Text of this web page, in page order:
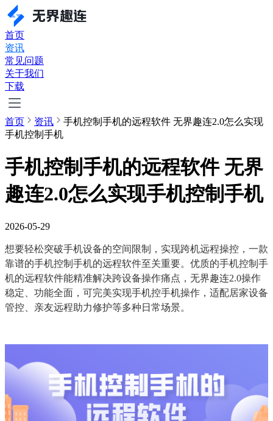
首页
资讯
常见问题
关于我们
下载
首页 资讯
手机控制手机的远程软件 无界趣连2.0怎么实现
手机控制手机
手机控制手机的远程软件 无界
趣连2.0怎么实现手机控制手机
2026-05-29
想要轻松突破手机设备的空间限制，实现跨机远程操控，一款
靠谱的手机控制手机的远程软件至关重要。优质的手机控制手
机的远程软件能精准解决跨设备操作痛点，无界趣连2.0操作
稳定、功能全面，可完美实现手机控手机操作，适配居家设备
管控、亲友远程助力修护等多种日常场景。